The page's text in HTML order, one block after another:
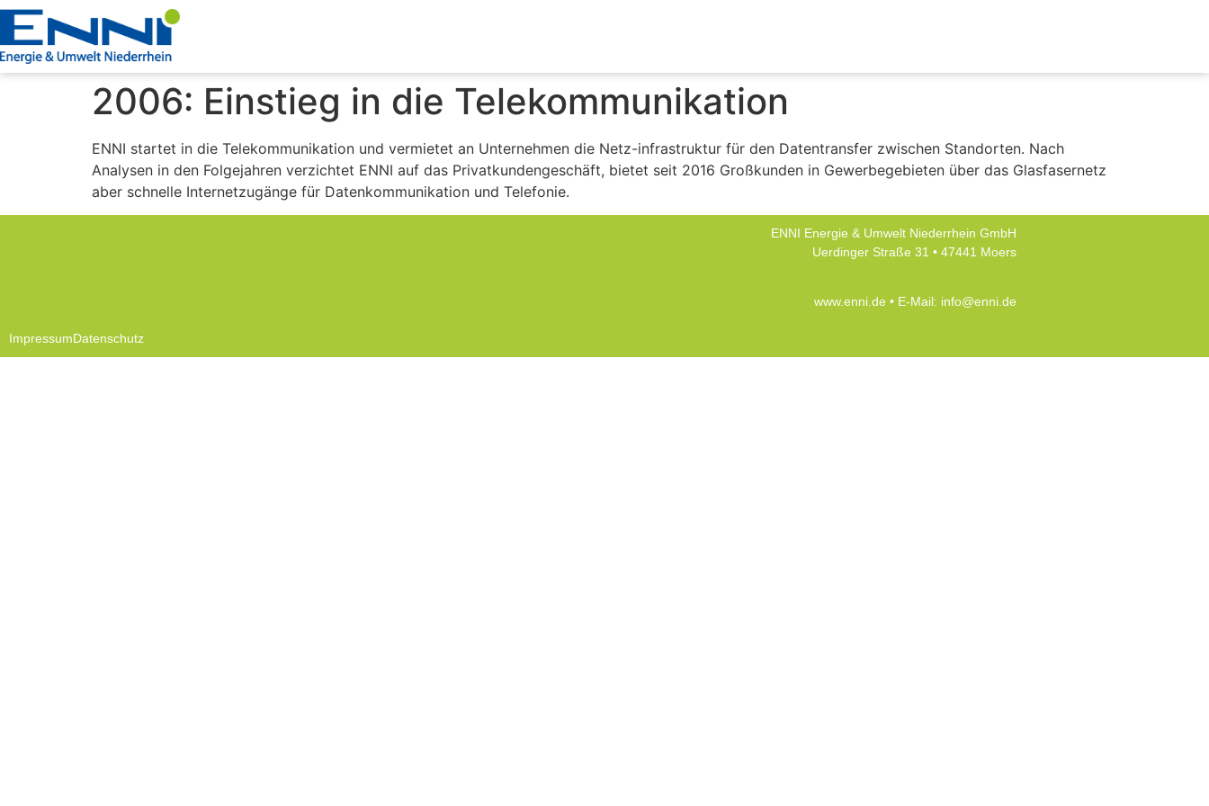
2006: Einstieg in die Telekommunikation
ENNI startet in die Telekommunikation und vermietet an Unternehmen die Netz-infrastruktur für den Datentransfer zwischen Standorten. Nach
Analysen in den Folgejahren verzichtet ENNI auf das Privatkundengeschäft, bietet seit 2016 Großkunden in Gewerbegebieten über das Glasfasernetz
aber schnelle Internetzugänge für Datenkommunikation und Telefonie.
ENNI Energie & Umwelt Niederrhein GmbH
Uerdinger Straße 31 • 47441 Moers
www.enni.de • E-Mail: info@enni.de
ImpressumDatenschutz